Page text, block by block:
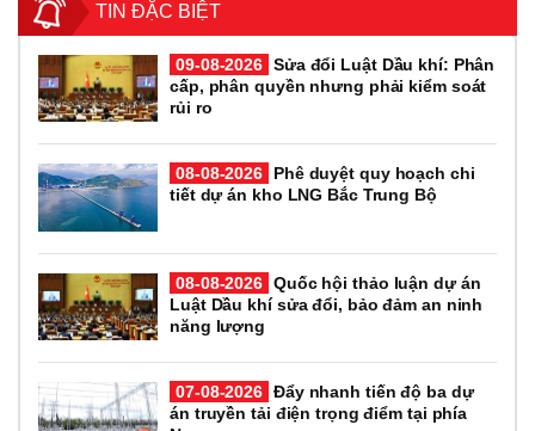
TIN ĐẶC BIỆT
09-08-2026 Sửa đổi Luật Dầu khí: Phân
cấp, phân quyền nhưng phải kiểm soát
rủi ro
08-08-2026
Phê duyệt quy hoạch chi
tiết dự án kho LNG Bắc Trung Bộ
08-08-2026 Quốc hội thảo luận dự án
Luật Dầu khí sửa đổi, bảo đảm an ninh
năng lượng
07-08-2026 Đẩy nhanh tiến độ ba dự
án truyền tải điện trọng điểm tại phía